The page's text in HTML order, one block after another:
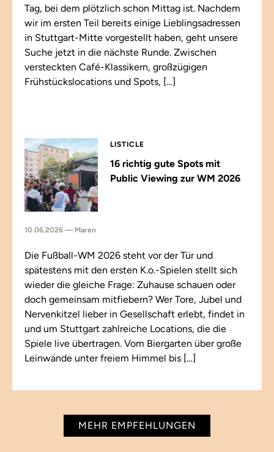
Tag, bei dem plötzlich schon Mittag ist. Nachdem
wir im ersten Teil bereits einige Lieblingsadressen
in Stuttgart-Mitte vorgestellt haben, geht unsere
Suche jetzt in die nächste Runde. Zwischen
versteckten Café-Klassikern, großzügigen
Frühstückslocations und Spots, […]
LISTICLE
16 richtig gute Spots mit
Public Viewing zur WM 2026
10.06.2026 — Maren
Die Fußball-WM 2026 steht vor der Tür und
spätestens mit den ersten K.o.-Spielen stellt sich
wieder die gleiche Frage: Zuhause schauen oder
doch gemeinsam mitfiebern? Wer Tore, Jubel und
Nervenkitzel lieber in Gesellschaft erlebt, findet in
und um Stuttgart zahlreiche Locations, die die
Spiele live übertragen. Vom Biergarten über große
Leinwände unter freiem Himmel bis […]
MEHR EMPFEHLUNGEN